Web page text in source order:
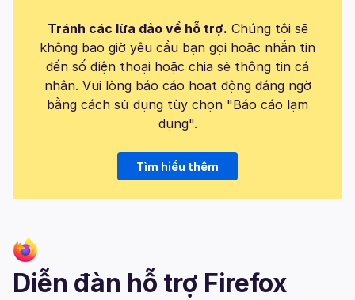
Tránh các lừa đảo về hỗ trợ. Chúng tôi sẽ
không bao giờ yêu cầu bạn gọi hoặc nhắn tin
đến số điện thoại hoặc chia sẻ thông tin cá
nhân. Vui lòng báo cáo hoạt động đáng ngờ
bằng cách sử dụng tùy chọn "Báo cáo lạm
dụng".
Tìm hiểu thêm
Diễn đàn hỗ trợ Firefox